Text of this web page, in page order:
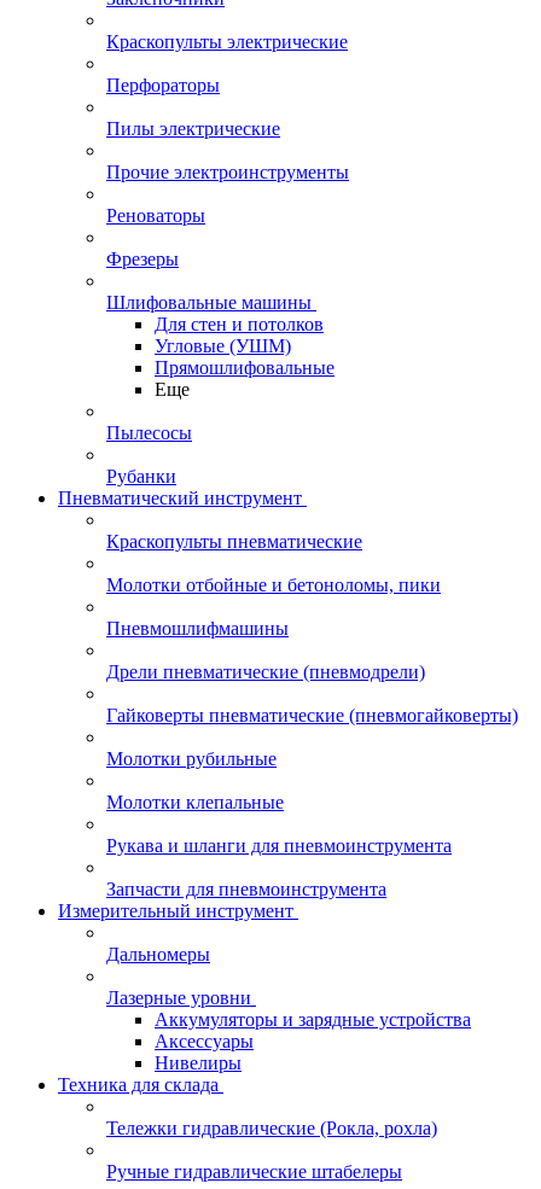
Краскопульты электрические
Перфораторы
Пилы электрические
Прочие электроинструменты
Реноваторы
Фрезеры
Шлифовальные машины
Для стен и потолков
Угловые (УШМ)
Прямошлифовальные
Еще
Пылесосы
Рубанки
Пневматический инструмент
Краскопульты пневматические
Молотки отбойные и бетоноломы, пики
Пневмошлифмашины
Дрели пневматические (пневмодрели)
Гайковерты пневматические (пневмогайковерты)
Молотки рубильные
Молотки клепальные
Рукава и шланги для пневмоинструмента
Запчасти для пневмоинструмента
Измерительный инструмент
Дальномеры
Лазерные уровни
Аккумуляторы и зарядные устройства
Аксессуары
Нивелиры
Техника для склада
Тележки гидравлические (Рокла, рохла)
Ручные гидравлические штабелеры